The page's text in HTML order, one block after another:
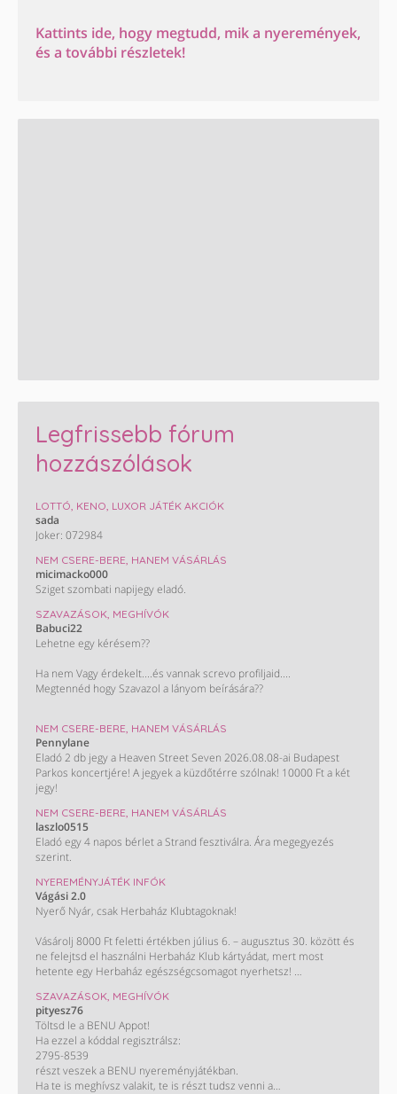
Kattints ide, hogy megtudd, mik a nyeremények,
és a további részletek!
Legfrissebb fórum
hozzászólások
LOTTÓ, KENO, LUXOR JÁTÉK AKCIÓK
sada
Joker: 072984
NEM CSERE-BERE, HANEM VÁSÁRLÁS
micimacko000
Sziget szombati napijegy eladó.
SZAVAZÁSOK, MEGHÍVÓK
Babuci22
Lehetne egy kérésem??
Ha nem Vagy érdekelt....és vannak screvo profiljaid....
Megtennéd hogy Szavazol a lányom beírására??
KÖSZÖNÖM HOGY SEGÍTESZ !!!😊😊😊😊
NEM CSERE-BERE, HANEM VÁSÁRLÁS
Pennylane
Eladó 2 db jegy a Heaven Street Seven 2026.08.08-ai Budapest
Parkos koncertjére! A jegyek a küzdőtérre szólnak! 10000 Ft a két
jegy!
NEM CSERE-BERE, HANEM VÁSÁRLÁS
laszlo0515
Eladó egy 4 napos bérlet a Strand fesztiválra. Ára megegyezés
szerint.
NYEREMÉNYJÁTÉK INFÓK
Vágási 2.0
Nyerő Nyár, csak Herbaház Klubtagoknak!
Vásárolj 8000 Ft feletti értékben július 6. – augusztus 30. között és
ne felejtsd el használni Herbaház Klub kártyádat, mert most
hetente egy Herbaház egészségcsomagot nyerhetsz!
Ha legalább háromszor vásárolsz 8000 Ft felett július 6. és
augusztus 30. között, tiéd lehet a főnyeremény:
A 100 000 Ft-os Herbaház bevásárlás! Kisorsolunk egy 30 000 és
egy 50 000 Ft értékben levásárolható ajándékkártyát is. Így könnyű
spórolni!
SZAVAZÁSOK, MEGHÍVÓK
pityesz76
Töltsd le a BENU Appot!
Ha ezzel a kóddal regisztrálsz:
2795-8539
részt veszek a BENU nyereményjátékban.
Ha te is meghívsz valakit, te is részt tudsz venni a